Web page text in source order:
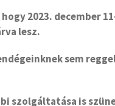
2023. december
lesz.
sem
szolgáltatása is